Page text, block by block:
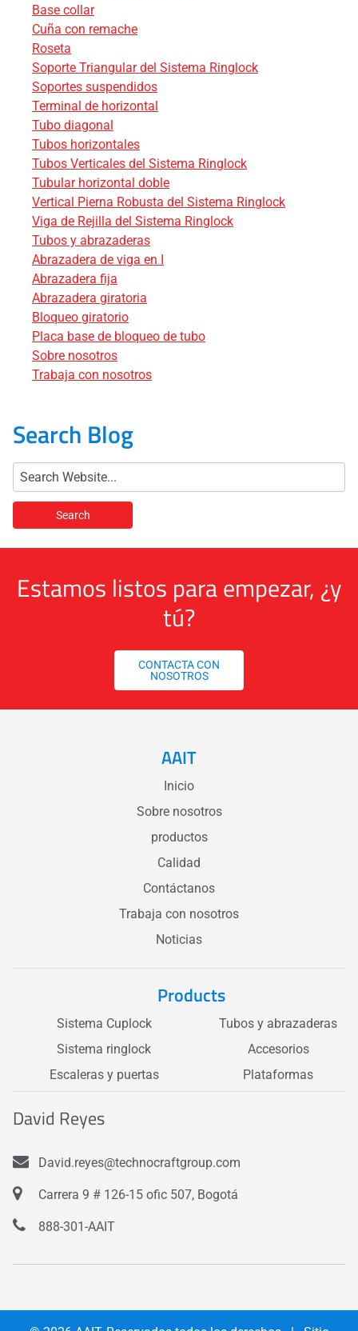
Base collar
Cuña con remache
Roseta
Soporte Triangular del Sistema Ringlock
Soportes suspendidos
Terminal de horizontal
Tubo diagonal
Tubos horizontales
Tubos Verticales del Sistema Ringlock
Tubular horizontal doble
Vertical Pierna Robusta del Sistema Ringlock
Viga de Rejilla del Sistema Ringlock
Tubos y abrazaderas
Abrazadera de viga en I
Abrazadera fija
Abrazadera giratoria
Bloqueo giratorio
Placa base de bloqueo de tubo
Sobre nosotros
Trabaja con nosotros
Search Blog
Estamos listos para empezar, ¿y
tú?
CONTACTA CON
NOSOTROS
AAIT
Inicio
Sobre nosotros
productos
Calidad
Contáctanos
Trabaja con nosotros
Noticias
Products
Sistema Cuplock
Sistema ringlock
Escaleras y puertas
Tubos y abrazaderas
Accesorios
Plataformas
David Reyes
David.reyes@technocraftgroup.com
Carrera 9 # 126-15 ofic 507, Bogotá
888-301-AAIT